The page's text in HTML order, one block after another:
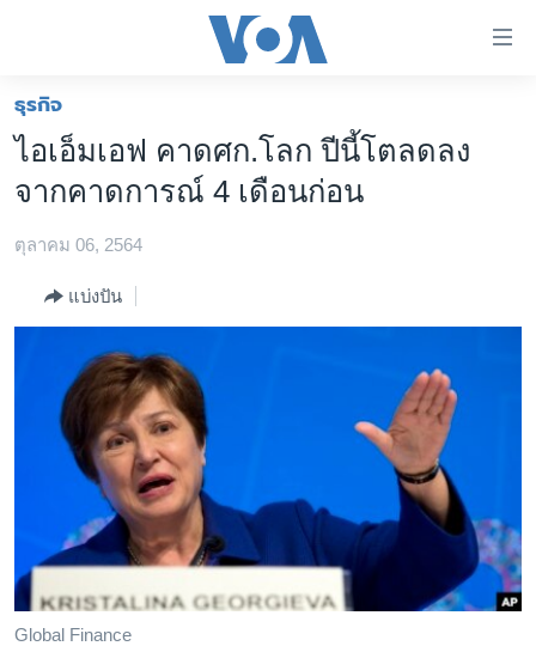
ต่อ
ข้าม
ไป
เนื้อหา
ข้าม
หน้าหลัก
โลก
เอเชีย
สหรัฐฯ
ไทย
วิทยาศาสตร์
สังคมและสุขภาพ
ไลฟ์สไตล์
ตรวจสอบข่าว
เรียนรู้ภาษาอังกฤษ
พอดคาสต์
ธุรกิจ
ไอเอ็มเอฟ คาดศก.โลก ปีนี้โตลดลง
จากคาดการณ์ 4 เดือนก่อน
ตุลาคม 06, 2564
แบ่งปัน
Global Finance